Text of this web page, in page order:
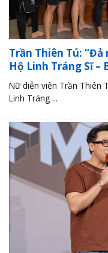
Trần Thiên Tú:
Hộ Linh Tráng Sĩ –
Nữ diễn viên Trần Thiên
Linh Tráng ...